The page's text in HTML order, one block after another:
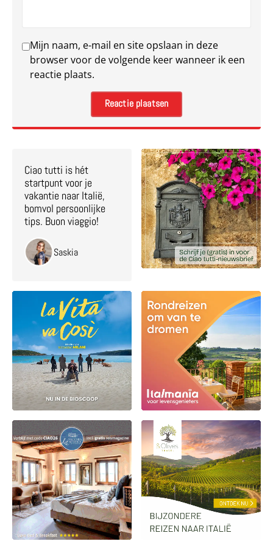
Mijn naam, e-mail en site opslaan in deze
browser voor de volgende keer wanneer ik een
reactie plaats.
Ciao tutti is hét
startpunt voor je
vakantie naar Italië,
bomvol persoonlijke
tips. Buon viaggio!
Saskia